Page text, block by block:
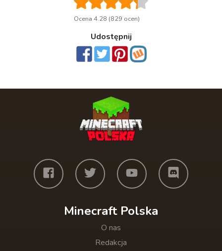
Ocena 4.28 (829 ocen)
Udostępnij
Minecraft Polska
O nas
Redakcja